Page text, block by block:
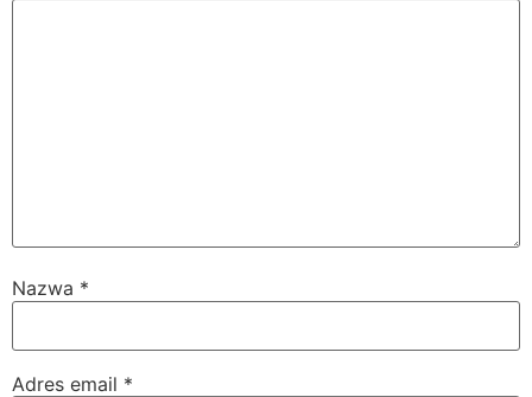
Nazwa *
Adres email *